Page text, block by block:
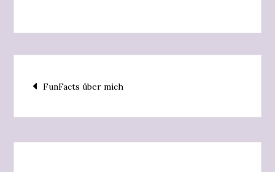
vor
der
Beitragsnavigation
FunFacts über mich